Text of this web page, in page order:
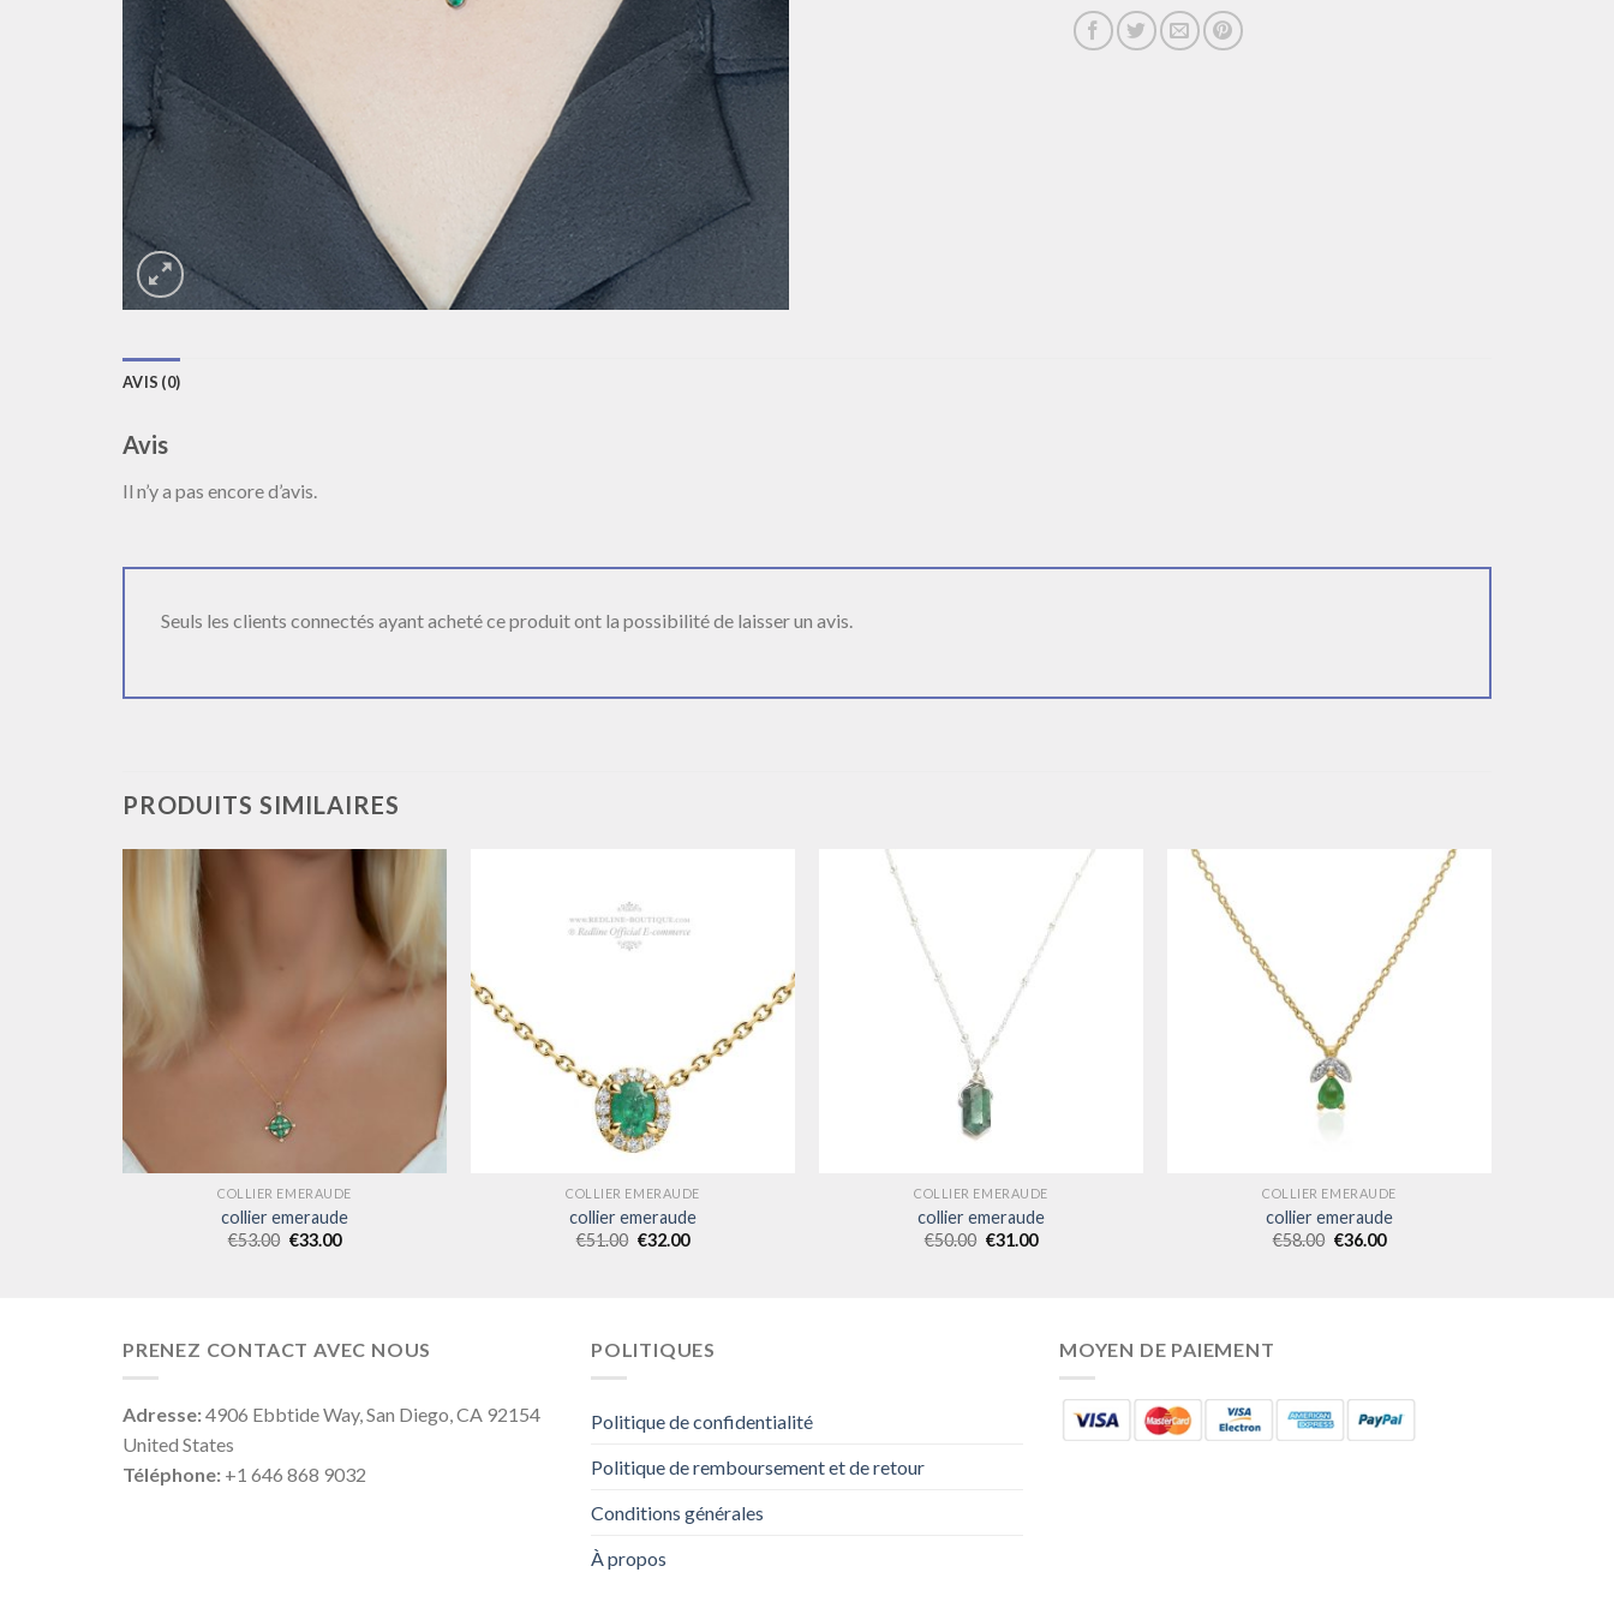
AVIS (0)
Avis
Il n’y a pas encore d’avis.
Seuls les clients connectés ayant acheté ce produit ont la possibilité de laisser un avis.
PRODUITS SIMILAIRES
COLLIER EMERAUDE
collier emeraude
€53.00 €33.00
COLLIER EMERAUDE
collier emeraude
€51.00 €32.00
COLLIER EMERAUDE
collier emeraude
€50.00 €31.00
COLLIER EMERAUDE
collier emeraude
€58.00 €36.00
PRENEZ CONTACT AVEC NOUS
Adresse:4906 Ebbtide Way, San Diego, CA 92154
United States
Téléphone: +1 646 868 9032
POLITIQUES
Politique de confidentialité
Politique de remboursement et de retour
Conditions générales
À propos
MOYEN DE PAIEMENT